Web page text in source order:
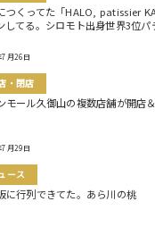
つくってた「HALO, patissier
してる。シロモト出身世界3位パ
月26日
・閉店
モール久御山の複数店舗が開店
月29日
ース
に行列できてた。あら川の桃